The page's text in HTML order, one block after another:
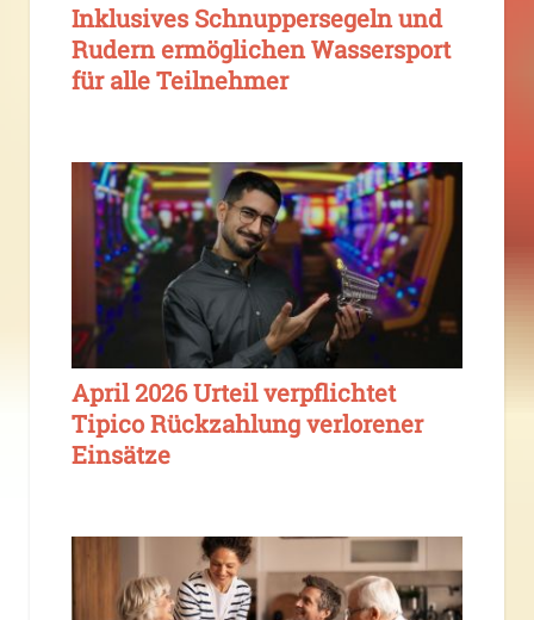
Inklusives Schnuppersegeln und
Rudern ermöglichen Wassersport
für alle Teilnehmer
April 2026 Urteil verpflichtet
Tipico Rückzahlung verlorener
Einsätze